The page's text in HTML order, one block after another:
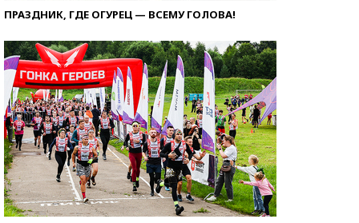
ПРАЗДНИК, ГДЕ ОГУРЕЦ — ВСЕМУ ГОЛОВА!